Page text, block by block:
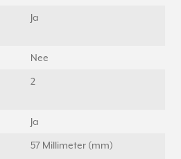
Ja
Nee
2
Ja
57 Millimeter (mm)